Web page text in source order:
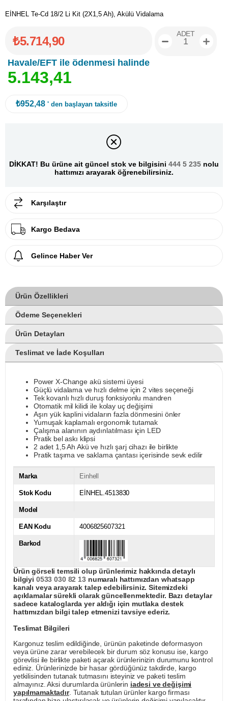
EİNHEL Te-Cd 18/2 Li Kit (2X1,5 Ah), Akülü Vidalama
₺5.714,90
Havale/EFT ile ödenmesi halinde
5.143,41
ADET
₺952,48 ' den başlayan taksitle
DİKKAT! Bu ürüne ait güncel stok ve bilgisini 444 5 235 nolu
hattımızı arayarak öğrenebilirsiniz.
Karşılaştır
Kargo Bedava
Gelince Haber Ver
Ürün Özellikleri
Ödeme Seçenekleri
Ürün Detayları
Teslimat ve İade Koşulları
Power X-Change akü sistemi üyesi
Güçlü vidalama ve hızlı delme için 2 vites seçeneği
Tek kovanlı hızlı duruş fonksiyonlu mandren
Otomatik mil kilidi ile kolay uç değişimi
Aşırı yük kaplini vidaların fazla dönmesini önler
Yumuşak kaplamalı ergonomik tutamak
Çalışma alanının aydınlatılması için LED
Pratik bel askı klipsi
2 adet 1,5 Ah Akü ve hızlı şarj cihazı ile birlikte
Pratik taşıma ve saklama çantası içerisinde sevk edilir
Marka Einhell
Stok Kodu EİNHEL.4513830
Model
EAN Kodu 4006825607321
Barkod
Ürün görseli temsili olup ürünlerimiz hakkında detaylı
bilgiyi 0533 030 82 13numaralı hattımızdan whatsapp
kanalı veya arayarak talep edebilirsiniz. Sitemizdeki
açıklamalar sürekli olarak güncellenmektedir. Bazı detaylar
sadece kataloglarda yer aldığı için mutlaka destek
hattımızdan bilgi talep etmenizi tavsiye ederiz.
Teslimat Bilgileri
Kargonuz teslim edildiğinde, ürünün paketinde deformasyon
veya ürüne zarar verebilecek bir durum söz konusu ise, kargo
görevlisi ile birlikte paketi açarak ürünlerinizin durumunu kontrol
ediniz. Ürünlerinizde bir hasar gördüğünüz takdirde, kargo
yetkilisinden tutanak tutmasını isteyiniz ve paketi teslim
almayınız. Aksi durumlarda ürünlerin iadesi ve değişimi
yapılmamaktadır. Tutanak tutulan ürünler kargo firması